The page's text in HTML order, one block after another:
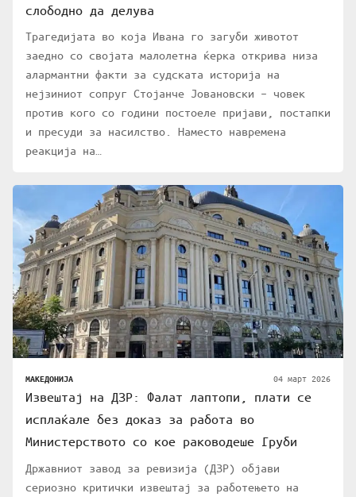
слободно да делува
Трагедијата во која Ивана го загуби животот
заедно со својата малолетна ќерка открива низа
алармантни факти за судската историја на
нејзиниот сопруг Стојанче Јовановски – човек
против кого со години постоеле пријави, постапки
и пресуди за насилство. Наместо навремена
реакција на…
МАКЕДОНИЈА 04 март 2026
Извештај на ДЗР: Фалат лаптопи, плати се
исплаќале без доказ за работа во
Министерството со кое раководеше Груби
Државниот завод за ревизија (ДЗР) објави
сериозно критички извештај за работењето на